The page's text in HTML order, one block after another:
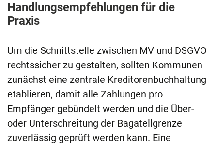
Handlungsempfehlungen für die
Praxis
Um die Schnittstelle zwischen MV und DSGVO
rechtssicher zu gestalten, sollten Kommunen
zunächst eine zentrale Kreditorenbuchhaltung
etablieren, damit alle Zahlungen pro
Empfänger gebündelt werden und die Über-
oder Unterschreitung der Bagatellgrenze
zuverlässig geprüft werden kann. Eine